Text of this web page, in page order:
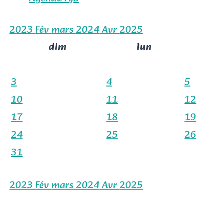
2023Févmars 2024Avr2025
dim
lun
3
4 5
10
11 12
17
18 19
24
25 26
31
2023Févmars 2024Avr2025